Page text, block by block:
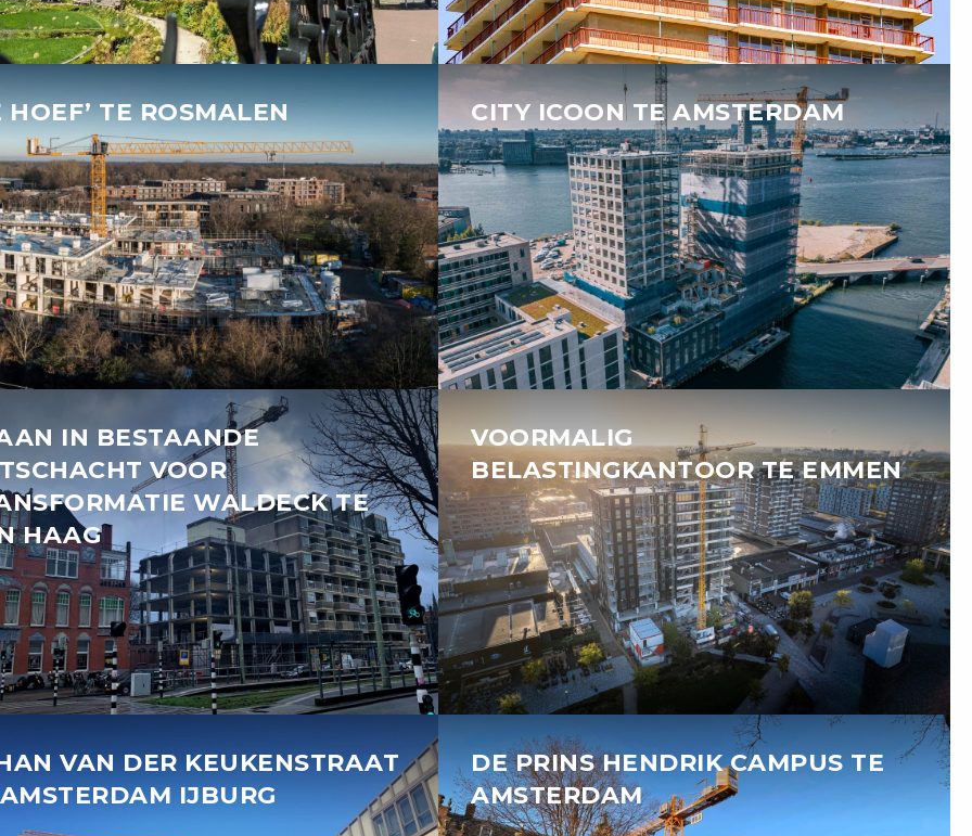
HOEF’ TE ROSMALEN CITY ICOON TE AMSTERDAM
IN BESTAANDE
VOOR
WALDECK TE
HAAG
VOORMALIG
BELASTINGKANTOOR TE EMMEN
VAN DER KEUKENSTRAAT
IJBURG
DE PRINS HENDRIK CAMPUS TE
AMSTERDAM